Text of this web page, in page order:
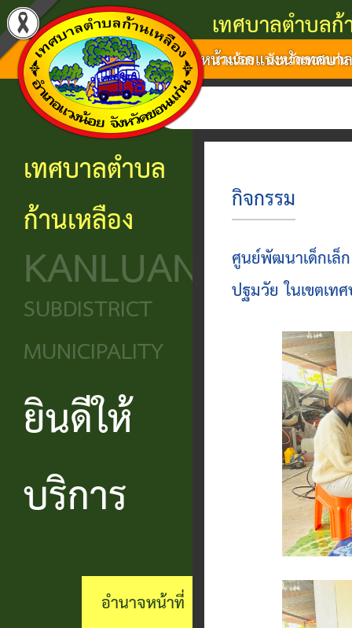
เทศบาลตำบลก้
แวงน้อย จังหวัดขอนแก่น
หน้าแรกแนะนำเทศบา
แนะนำ
เทศบาล
ความ
เป็นมา
ข้อมูล
พื้น
ฐาน
วิสัยทัศน์
และ
ยุทธศาสตร์
อำนาจ
หน้าที่
งาน
บริการ
ประชาชน
บริการ
ประชาชน
ศูนย์ช่วย
ประชาชน
แบบ
ฟอร์ม
ต่างๆ
แบบสอบถาม
โครงสร้าง
องค์กร
เทศบาล
โครงสร้าง
นิติบัญญัติ
โครงสร้าง
บริหาร
โครงสร้าง
ส่วน
ราชการ
สำนัก
ศูนย์
ข้อมูล
ข่าวสาร
และ
แผน
งาน
ข้อมูล
ข่าวสาร
สถานะ
ทางการ
ประชาชน
ติดต่อ
ข้อมูล
ติดต่อ
แจ้ง
ความ
เดือด
ร้อน
ร้อง
ร้อง
ทุกข์
กระดาน
สนทนา
เทศบาลตำบล
ก้านเหลือง
KANLUANG
SUBDISTRICT
MUNICIPALITY
ยินดีให้
บริการ
อำนาจหน้าที่
กิจกรรม
ศูนย์พัฒนาเด็กเล็
ปฐมวัย ในเขตเท